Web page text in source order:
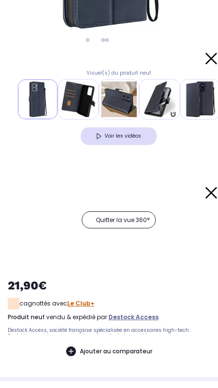
Visuel(s) du produit neuf
Voir les vidéos
Quitter la vue 360°
21,90€
cagnottés avecLe Club+
produit neuf vendu & expédié par Destock Access
Destock Access, société française spécialisée en accessoires high-tech.
Expédition rapide avec suivi et service client de qualité.
Ajouter au comparateur